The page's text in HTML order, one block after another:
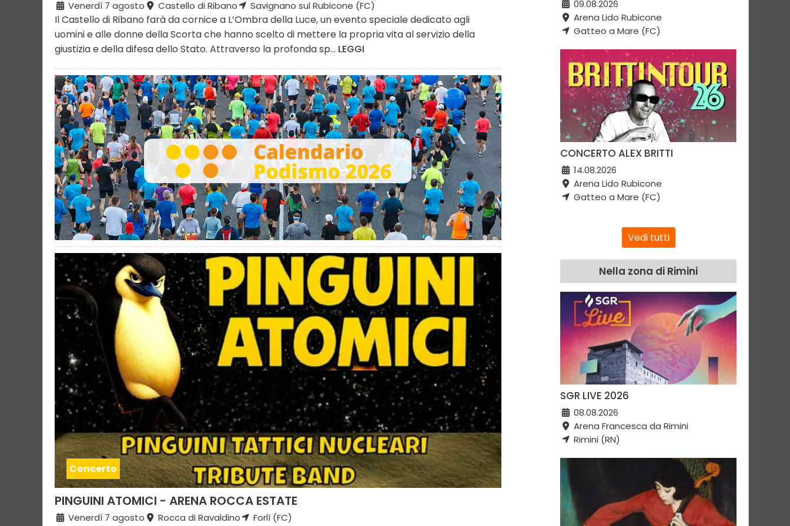
Venerdì 7 agosto Castello di Ribano Savignano sul Rubicone (FC)
Il Castello di Ribano farà da cornice a L’Ombra della Luce, un evento speciale dedicato agli
uomini e alle donne della Scorta che hanno scelto di mettere la propria vita al servizio della
giustizia e della difesa dello Stato. Attraverso la profonda sp... LEGGI
Concerto
PINGUINI ATOMICI - ARENA ROCCA ESTATE
Venerdì 7 agosto Rocca di Ravaldino Forlì (FC)
09.08.2026
Arena Lido Rubicone
Gatteo a Mare (FC)
CONCERTO ALEX BRITTI
14.08.2026
Arena Lido Rubicone
Gatteo a Mare (FC)
Vedi tutti
Nella zona di Rimini
SGR LIVE 2026
08.08.2026
Arena Francesca da Rimini
Rimini (RN)